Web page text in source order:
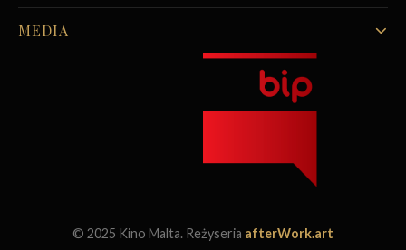
MEDIA
© 2025 Kino Malta. Reżyseria afterWork.art